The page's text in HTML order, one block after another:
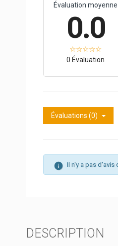
Évaluation moyenne
0.0
0 Évaluation
Évaluations (0)
Il n'y a pas d'avis
DESCRIPTION